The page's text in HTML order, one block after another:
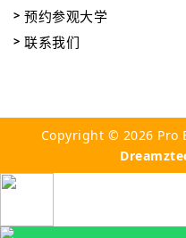
预约参观大学
联系我们
Copyright © 2026 Pro